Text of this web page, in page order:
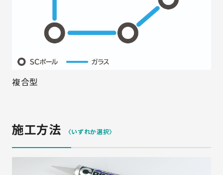
複合型
施工方法 〈いずれか選択〉